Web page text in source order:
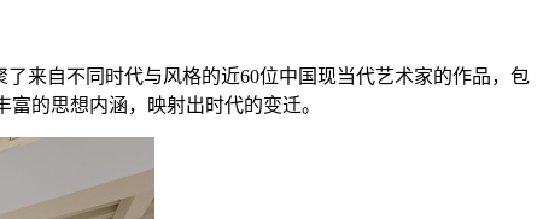
来自不同时代与风格的近60位中国现当代艺术家的作品，包
的思想内涵，映射出时代的变迁。